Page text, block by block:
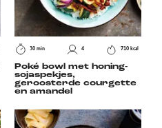
30 min 4 710 kcal
Poké bowl met honing-
sojaspekjes,
geroosterde courgette
en amandel